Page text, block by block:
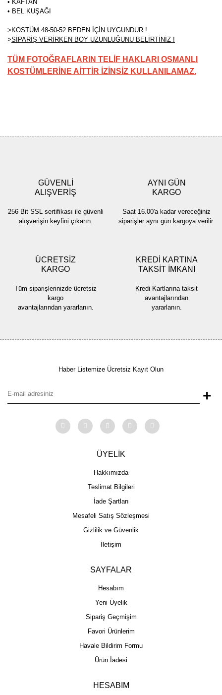
• KAFTAN
• BEL KUŞAĞI
>KOSTÜM 48-50-52 BEDEN İÇİN UYGUNDUR !
>SİPARİŞ VERİRKEN BOY UZUNLUĞUNU BELİRTİNİZ !
TÜM FOTOĞRAFLARIN TELİF HAKLARI OSMANLI
KOSTÜMLERİNE AİTTİR İZİNSİZ KULLANILAMAZ.
Ürün bilgilerinde hatalar bulunuyor.
Ürün fiyatı diğer sitelerden daha pahalı.
Bu ürüne benzer farklı alternatifler olmalı.
GÜVENLİ
ALIŞVERİŞ
256 Bit SSL sertifikası ile güvenli
alışverişin keyfini çıkarın.
AYNI GÜN
KARGO
Saat 16.00'a kadar vereceğiniz
siparişler aynı gün kargoya verilir.
ÜCRETSİZ
KARGO
Tüm siparişlerinizde ücretsiz
kargo
avantajlarından yararlanın.
KREDİ KARTINA
TAKSİT İMKANI
Kredi Kartlarına taksit
avantajlarından
yararlanın.
Haber Listemize Ücretsiz Kayıt Olun
+
ÜYELİK
Hakkımızda
Teslimat Bilgileri
İade Şartları
Mesafeli Satış Sözleşmesi
Gizlilik ve Güvenlik
İletişim
SAYFALAR
Hesabım
Yeni Üyelik
Sipariş Geçmişim
Favori Ürünlerim
Havale Bildirim Formu
Ürün İadesi
HESABIM